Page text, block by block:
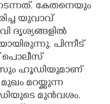
കേതനെയും
യുവാവ്
ദൃശ്യങ്ങളിൽ
പിന്നീട്
ഹൂഡിയുമാണ്
മറയ്ക്കുന്ന
മുൻവശം.